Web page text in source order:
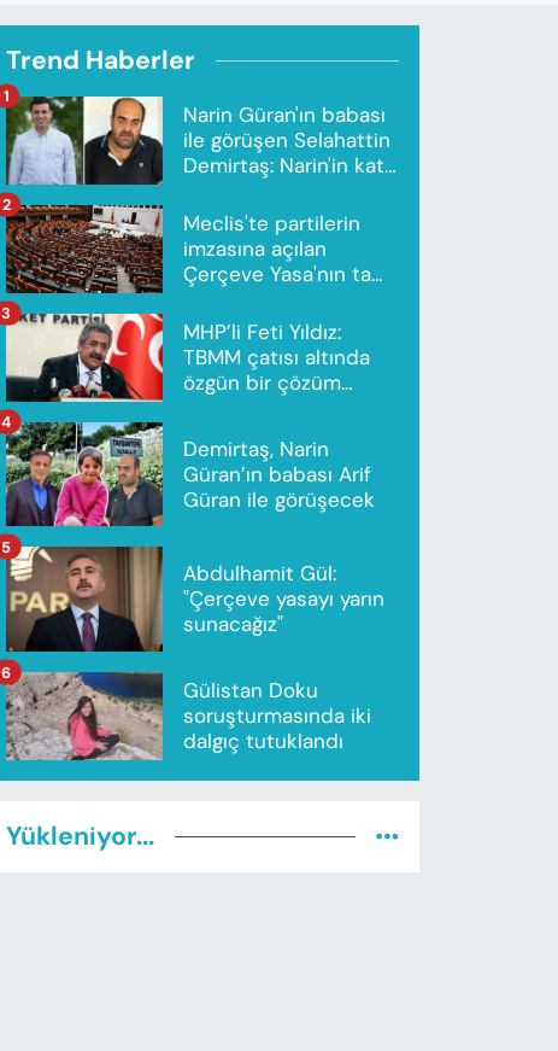
Trend Haberler
Narin Güran'ın babası
ile görüşen Selahattin
Demirtaş: Narin'in katili
1
Meclis'te partilerin
imzasına açılan
Çerçeve Yasa'nın tam
2
MHP’li Feti Yıldız:
TBMM çatısı altında
özgün bir çözüm
3
Demirtaş, Narin
Güran’ın babası Arif
Güran ile görüşecek
4
Abdulhamit Gül:
"Çerçeve yasayı yarın
sunacağız"
5
Gülistan Doku
soruşturmasında iki
dalgıç tutuklandı
6
Yükleniyor...